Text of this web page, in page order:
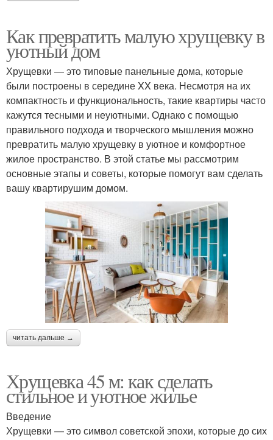
Как превратить малую хрущевку в
уютный дом
Хрущевки — это типовые панельные дома, которые
были построены в середине XX века. Несмотря на их
компактность и функциональность, такие квартиры часто
кажутся тесными и неуютными. Однако с помощью
правильного подхода и творческого мышления можно
превратить малую хрущевку в уютное и комфортное
жилое пространство. В этой статье мы рассмотрим
основные этапы и советы, которые помогут вам сделать
вашу квартирушим домом.
читать дальше →
Хрущевка 45 м: как сделать
стильное и уютное жилье
Введение
Хрущевки — это символ советской эпохи, которые до сих